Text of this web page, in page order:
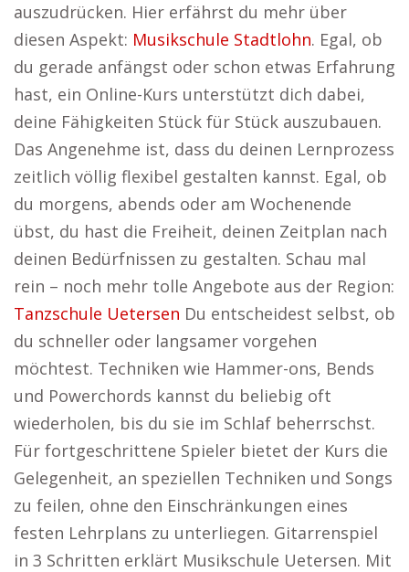
auszudrücken. Hier erfährst du mehr über
diesen Aspekt: Musikschule Stadtlohn. Egal, ob
du gerade anfängst oder schon etwas Erfahrung
hast, ein Online-Kurs unterstützt dich dabei,
deine Fähigkeiten Stück für Stück auszubauen.
Das Angenehme ist, dass du deinen Lernprozess
zeitlich völlig flexibel gestalten kannst. Egal, ob
du morgens, abends oder am Wochenende
übst, du hast die Freiheit, deinen Zeitplan nach
deinen Bedürfnissen zu gestalten. Schau mal
rein – noch mehr tolle Angebote aus der Region:
Tanzschule Uetersen Du entscheidest selbst, ob
du schneller oder langsamer vorgehen
möchtest. Techniken wie Hammer-ons, Bends
und Powerchords kannst du beliebig oft
wiederholen, bis du sie im Schlaf beherrschst.
Für fortgeschrittene Spieler bietet der Kurs die
Gelegenheit, an speziellen Techniken und Songs
zu feilen, ohne den Einschränkungen eines
festen Lehrplans zu unterliegen. Gitarrenspiel
in 3 Schritten erklärt Musikschule Uetersen. Mit